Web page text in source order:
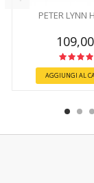
PETER LYNN
AGGIUNGI AL